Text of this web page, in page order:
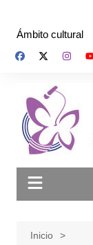
Ámbito cultural
Inicio